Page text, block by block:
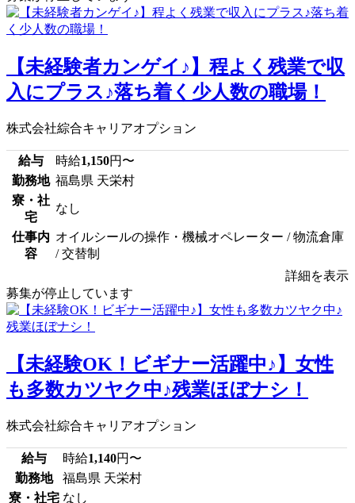
【未経験者カンゲイ♪】程よく残業で収
入にプラス♪落ち着く少人数の職場！
株式会社綜合キャリアオプション
給与 時給1,150円〜
勤務地 福島県 天栄村
寮・社
宅
なし
仕事内
容
オイルシールの操作・機械オペレーター / 物流倉庫
/ 交替制
詳細を表示
募集が停止しています
【未経験OK！ビギナー活躍中♪】女性
も多数カツヤク中♪残業ほぼナシ！
株式会社綜合キャリアオプション
給与 時給1,140円〜
勤務地
福島県 天栄村
寮・社宅 なし